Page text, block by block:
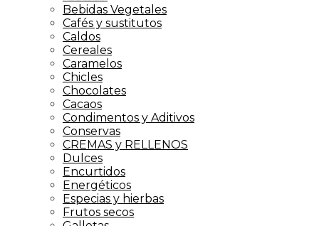
Bebidas Vegetales
Cafés y sustitutos
Caldos
Cereales
Caramelos
Chicles
Chocolates
Cacaos
Condimentos y Aditivos
Conservas
CREMAS y RELLENOS
Dulces
Encurtidos
Energéticos
Especias y hierbas
Frutos secos